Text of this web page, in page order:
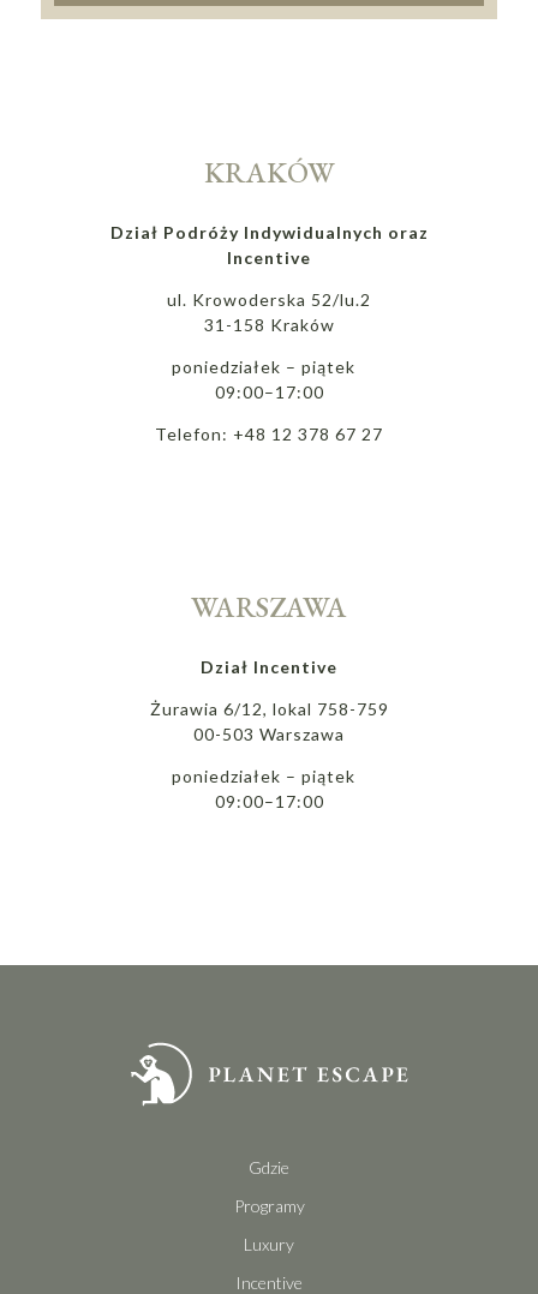
KRAKÓW
Dział Podróży Indywidualnych oraz
Incentive
ul. Krowoderska 52/lu.2
31-158 Kraków
poniedziałek – piątek
09:00–17:00
Telefon: +48 12 378 67 27
WARSZAWA
Dział Incentive
Żurawia 6/12, lokal 758-759
00-503 Warszawa
poniedziałek – piątek
09:00–17:00
Gdzie
Programy
Luxury
Incentive